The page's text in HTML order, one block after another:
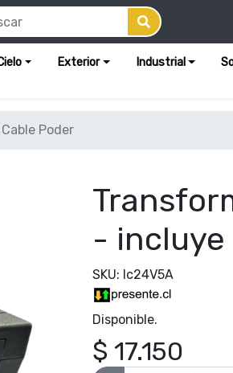
Exterior Industrial
Poder
- incluye
SKU: lc24V5A
Disponible.
$ 17.150